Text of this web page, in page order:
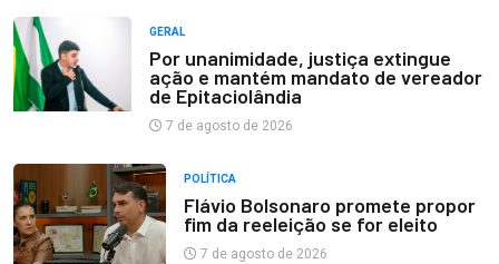
GERAL
Por unanimidade, justiça extingue
ação e mantém mandato de vereador
de Epitaciolândia
7 de agosto de 2026
POLÍTICA
Flávio Bolsonaro promete propor
fim da reeleição se for eleito
7 de agosto de 2026